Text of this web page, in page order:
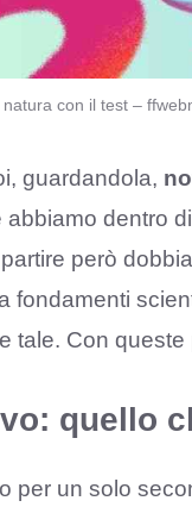
con il test –
guardandola,
abbiamo dentro
però
fondamenti
tale. Con
quello
per un solo